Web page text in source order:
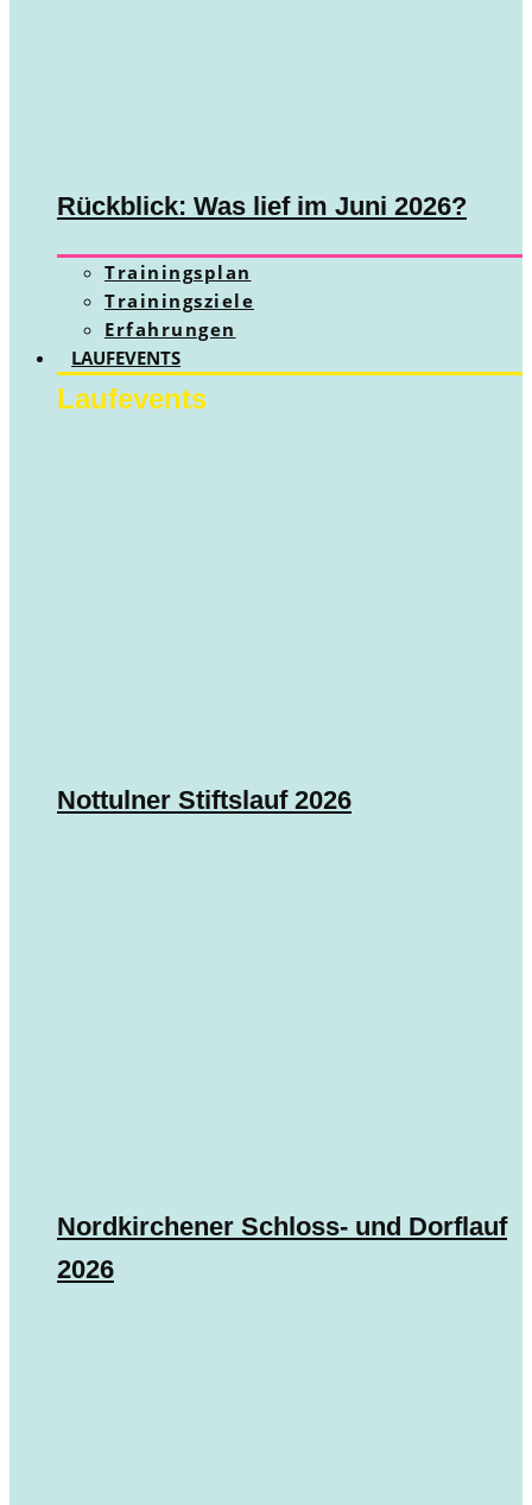
Rückblick: Was lief im Juni 2026?
Trainingsplan
Trainingsziele
Erfahrungen
LAUFEVENTS
Laufevents
Nottulner Stiftslauf 2026
Nordkirchener Schloss- und Dorflauf
2026